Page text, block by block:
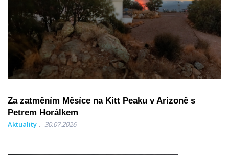
Za zatměním Měsíce na Kitt Peaku v Arizoně s
Petrem Horálkem
Aktuality 30.07.2026